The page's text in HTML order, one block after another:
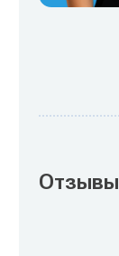
Отзывы